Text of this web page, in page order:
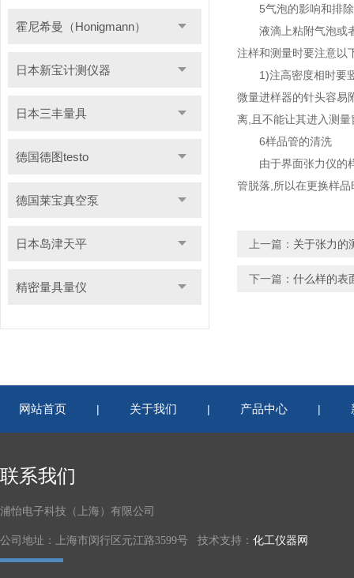
霍尼希曼（Honigmann）
日本新宝计测仪器
日本三丰量具
德国德图testo
德国莱宝真空泵
日本岛津天平
精密量具量仪
5气泡的影响和排除
液滴上粘附气泡或者
注样和测量时要注意以
1)注高密度相时要竖
微量进样器的针头容易
离,且不能让其进入测
6样品管的清洗
由于界面张力仪的样
管脱落,所以在更换样
上一篇： 关于张力的
下一篇： 什么样的表
网站首页 | 关于我们 | 产品中心 |
联系我们
浦怡电子科技（上海）有限公司
公司地址：上海市闵行区元江路3599号 技术支持： 化工仪器网